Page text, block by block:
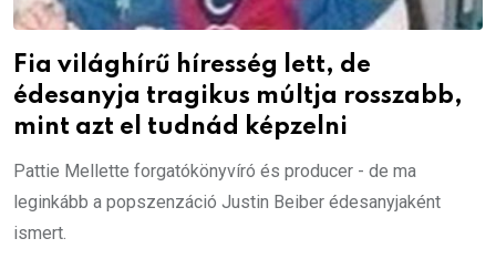
Fia világhírű híresség lett, de
édesanyja tragikus múltja rosszabb,
mint azt el tudnád képzelni
Pattie Mellette forgatókönyvíró és producer - de ma
leginkább a popszenzáció Justin Beiber édesanyjaként
ismert.